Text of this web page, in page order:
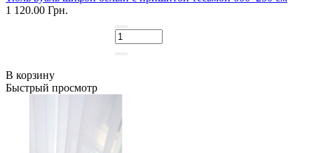
1 120.00 Грн.
В корзину
Быстрый просмотр